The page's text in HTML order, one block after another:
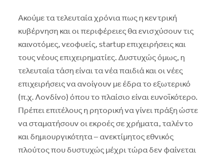
Ακούμε τα τελευταία χρόνια πως η κεντρική
κυβέρνηση και οι περιφέρειες θα ενισχύσουν τις
καινοτόμες, νεοφυείς, startup επιχειρήσεις και
τους νέους επιχειρηματίες. Δυστυχώς όμως, η
τελευταία τάση είναι τα νέα παιδιά και οι νέες
επιχειρήσεις να ανοίγουν με έδρα το εξωτερικό
(π.χ. Λονδίνο) όπου το πλαίσιο είναι ευνοϊκότερο.
Πρέπει επιτέλους η ρητορική να γίνει πράξη ώστε
να σταματήσουν οι εκροές σε χρήματα, ταλέντο
και δημιουργικότητα – ανεκτίμητος εθνικός
πλούτος που δυστυχώς μέχρι τώρα δεν φαίνεται